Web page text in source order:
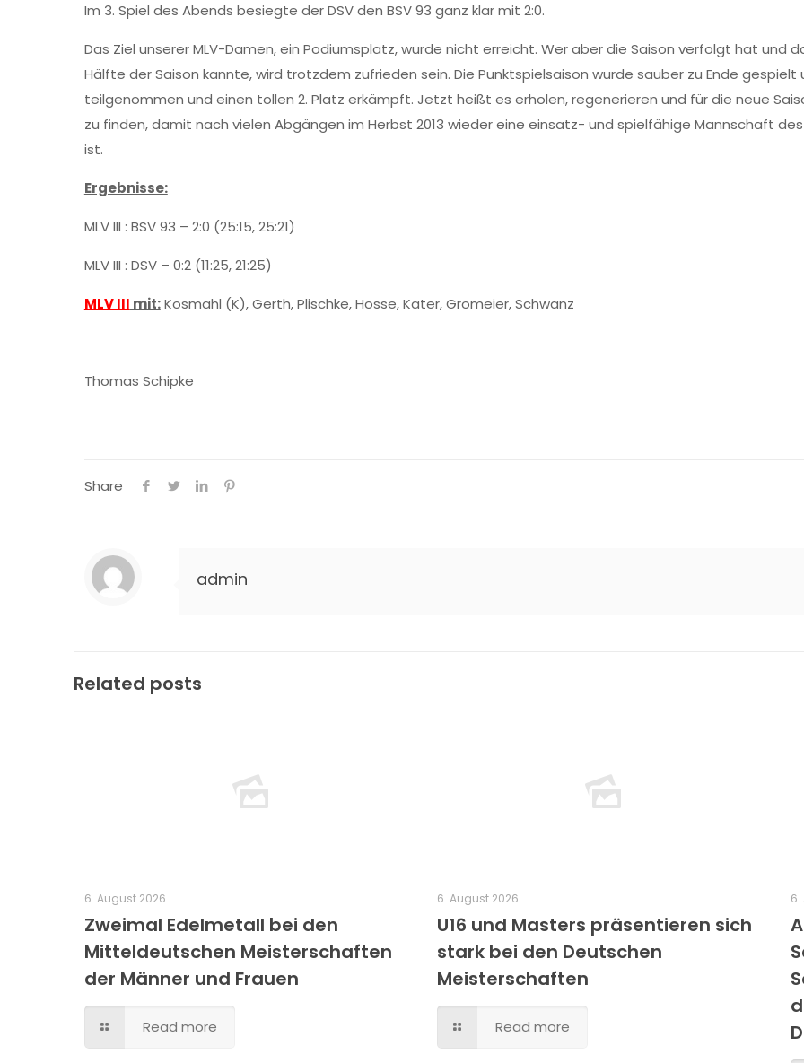
Im 3. Spiel des Abends besiegte der DSV den BSV 93 ganz klar mit 2:0.
Das Ziel unserer MLV-Damen, ein Podiumsplatz, wurde nicht erreicht. Wer aber die Saison verfolgt hat und
Hälfte der Saison kannte, wird trotzdem zufrieden sein. Die Punktspielsaison wurde sauber zu Ende
teilgenommen und einen tollen 2. Platz erkämpft. Jetzt heißt es erholen, regenerieren und für die neue
zu finden, damit nach vielen Abgängen im Herbst 2013 wieder eine einsatz- und spielfähige Mannschaft
ist.
Ergebnisse:
MLV III : BSV 93 – 2:0 (25:15, 25:21)
MLV III : DSV – 0:2 (11:25, 21:25)
MLV III mit:Kosmahl (K), Gerth, Plischke, Hosse, Kater, Gromeier, Schwanz
Thomas Schipke
Share
admin
Related posts
6. August 2026
Zweimal Edelmetall bei den
Mitteldeutschen Meisterschaften
der Männer und Frauen
Read more
6. August 2026
U16 und Masters präsentieren sich
stark bei den Deutschen
Meisterschaften
Read more
6.